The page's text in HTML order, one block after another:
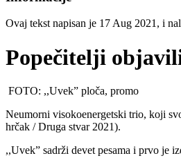
Ovaj tekst napisan je 17 Aug 2021, i
Popečitelji
FOTO: ,,Uvek” ploča, promo
Neumorni visokoenergetski trio, koji
hrčak / Druga stvar 2021).
,,Uvek” sadrži devet pesama i prvo je